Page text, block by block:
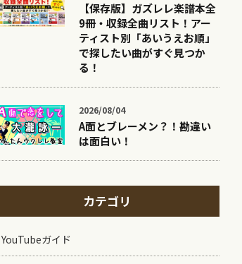
【保存版】ガズレレ楽譜本全
9冊・収録全曲リスト！アー
ティスト別「あいうえお順」
で探したい曲がすぐ見つか
る！
2026/08/04
A面とブレーメン？！勘違い
は面白い！
カテゴリ
YouTubeガイド